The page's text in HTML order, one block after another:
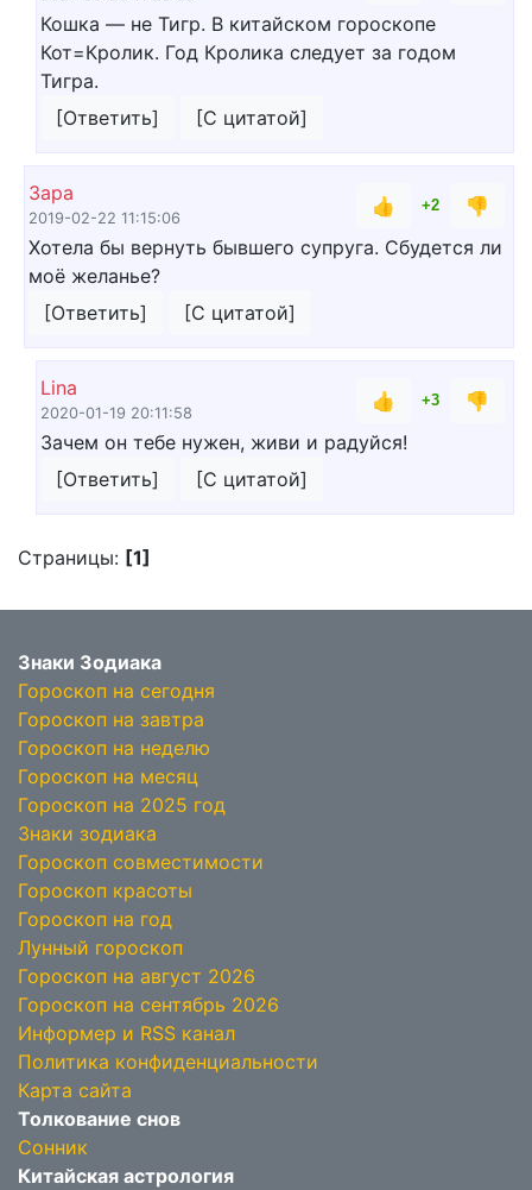
Кошка — не Тигр. В китайском гороскопе
Кот=Кролик. Год Кролика следует за годом
Тигра.
[Ответить]
[С цитатой]
Зара
2019-02-22 11:15:06
👍 +2
👎
Хотела бы вернуть бывшего супруга. Сбудется ли
моё желанье?
[Ответить]
[С цитатой]
Lina
2020-01-19 20:11:58
👍 +3
👎
Зачем он тебе нужен, живи и радуйся!
[Ответить]
[С цитатой]
Страницы: [1]
Знаки Зодиака
Гороскоп на сегодня
Гороскоп на завтра
Гороскоп на неделю
Гороскоп на месяц
Гороскоп на 2025 год
Знаки зодиака
Гороскоп совместимости
Гороскоп красоты
Гороскоп на год
Лунный гороскоп
Гороскоп на август 2026
Гороскоп на сентябрь 2026
Информер и RSS канал
Политика конфиденциальности
Карта сайта
Толкование снов
Сонник
Китайская астрология